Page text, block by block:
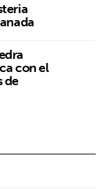
con el
de